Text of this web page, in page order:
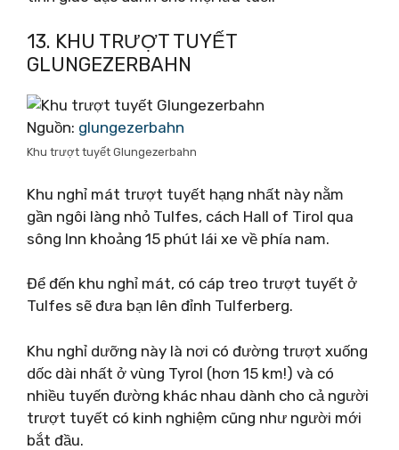
13. KHU TRƯỢT TUYẾT
GLUNGEZERBAHN
Nguồn: glungezerbahn
Khu trượt tuyết Glungezerbahn
Khu nghỉ mát trượt tuyết hạng nhất này nằm
gần ngôi làng nhỏ Tulfes, cách Hall of Tirol qua
sông Inn khoảng 15 phút lái xe về phía nam.
Để đến khu nghỉ mát, có cáp treo trượt tuyết ở
Tulfes sẽ đưa bạn lên đỉnh Tulferberg.
Khu nghỉ dưỡng này là nơi có đường trượt xuống
dốc dài nhất ở vùng Tyrol (hơn 15 km!) và có
nhiều tuyến đường khác nhau dành cho cả người
trượt tuyết có kinh nghiệm cũng như người mới
bắt đầu.